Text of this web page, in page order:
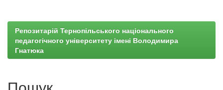
Репозитарій Тернопільського національного
педагогічного університету імені Володимира
Гнатюка